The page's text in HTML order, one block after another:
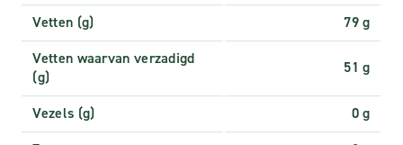
Vetten (g)
79 g
Vetten waarvan verzadigd
(g)
51 g
Vezels (g)
0 g